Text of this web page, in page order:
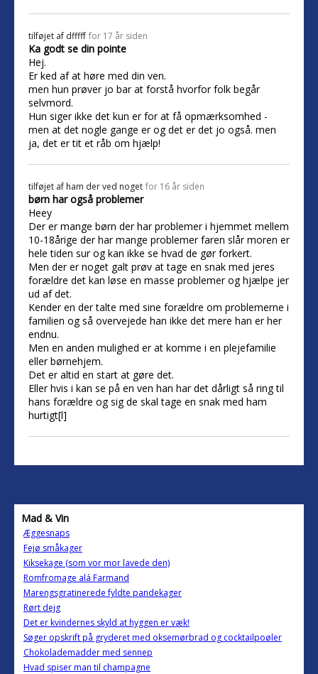
tilføjet af dfffff for 17 år siden
Ka godt se din pointe
Hej.
Er ked af at høre med din ven.
men hun prøver jo bar at forstå hvorfor folk begår
selvmord.
Hun siger ikke det kun er for at få opmærksomhed -
men at det nogle gange er og det er det jo også. men
ja, det er tit et råb om hjælp!
tilføjet af ham der ved noget for 16 år siden
børn har også problemer
Heey
Der er mange børn der har problemer i hjemmet mellem
10-18årige der har mange problemer faren slår moren er
hele tiden sur og kan ikke se hvad de gør forkert.
Men der er noget galt prøv at tage en snak med jeres
forældre det kan løse en masse problemer og hjælpe jer
ud af det.
Kender en der talte med sine forældre om problemerne i
familien og så overvejede han ikke det mere han er her
endnu.
Men en anden mulighed er at komme i en plejefamilie
eller børnehjem.
Det er altid en start at gøre det.
Eller hvis i kan se på en ven han har det dårligt så ring til
hans forældre og sig de skal tage en snak med ham
hurtigt[l]
Mad & Vin
Æggesnaps
Fejø småkager
Kiksekage (som vor mor lavede den)
Romfromage alá Farmand
Marengsgratinerede fyldte pandekager
Rørt dejg
Det er kvindernes skyld at hyggen er væk!
Søger opskrift på gryderet med oksemørbrad og cocktailpoøler
Chokolademadder med sennep
Hvad spiser man til champagne